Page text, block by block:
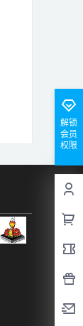
解锁
会员
权限